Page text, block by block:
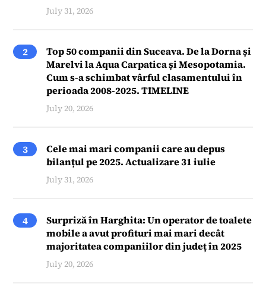
July 31, 2026
2
Top 50 companii din Suceava. De la Dorna și
Marelvi la Aqua Carpatica și Mesopotamia.
Cum s-a schimbat vârful clasamentului în
perioada 2008-2025. TIMELINE
July 20, 2026
3
Cele mai mari companii care au depus
bilanțul pe 2025. Actualizare 31 iulie
July 31, 2026
4
Surpriză în Harghita: Un operator de toalete
mobile a avut profituri mai mari decât
majoritatea companiilor din județ în 2025
July 20, 2026